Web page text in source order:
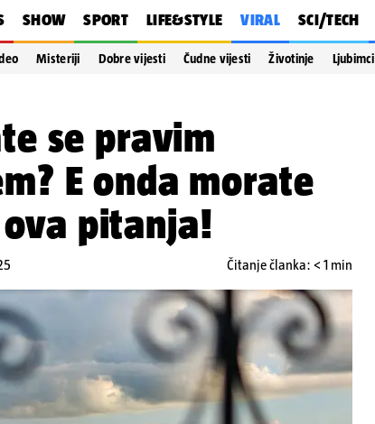
SHOW SPORT LIFE&STYLE VIRAL SCI/TECH
Misteriji Dobre vijesti Čudne vijesti Životinje Ljubimci
se pravim
E onda morate
pitanja!
Čitanje članka: < 1 min